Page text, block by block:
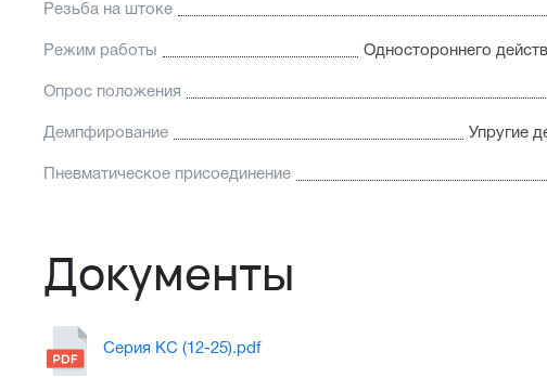
Резьба на штоке
Режим работы Одностороннего
Опрос положения
Демпфирование Упругие
Пневматическое присоединение
Документы
Серия KC (12-25).pdf